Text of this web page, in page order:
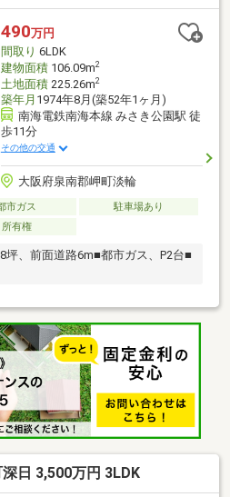
490万円
間取り 6LDK
建物面積106.09m2
土地面積225.26m2
築年月 1974年8月(築52年1ヶ月)
南海電鉄南海本線 みさき公園駅 徒
歩11分
その他の交通
大阪府泉南郡岬町淡輪
市ガス
駐車場あり
所有権
、前面道路6m■都市ガス、P2台■
日 3,500万円 3LDK